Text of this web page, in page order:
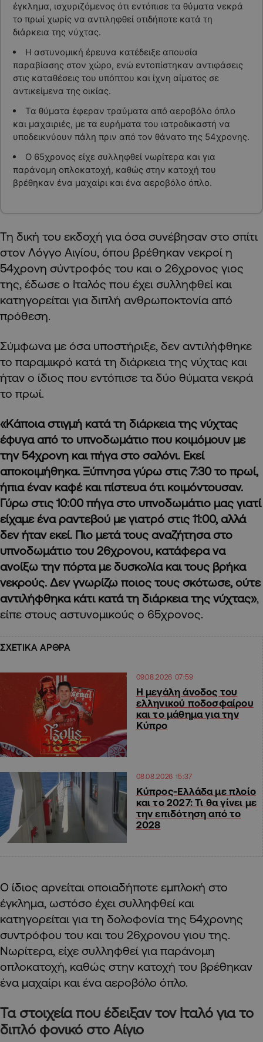
έγκλημα, ισχυριζόμενος ότι εντόπισε τα θύματα νεκρά
το πρωί χωρίς να αντιληφθεί οτιδήποτε κατά τη
διάρκεια της νύχτας.
Η αστυνομική έρευνα κατέδειξε απουσία
παραβίασης στον χώρο, ενώ εντοπίστηκαν αντιφάσεις
στις καταθέσεις του υπόπτου και ίχνη αίματος σε
αντικείμενα της οικίας.
Τα θύματα έφεραν τραύματα από αεροβόλο όπλο
και μαχαιριές, με τα ευρήματα του ιατροδικαστή να
υποδεικνύουν πάλη πριν από τον θάνατο της 54χρονης.
Ο 65χρονος είχε συλληφθεί νωρίτερα και για
παράνομη οπλοκατοχή, καθώς στην κατοχή του
βρέθηκαν ένα μαχαίρι και ένα αεροβόλο όπλο.
Τη δική του εκδοχή για όσα συνέβησαν στο σπίτι
στον Λόγγο Αιγίου, όπου βρέθηκαν νεκροί η
54χρονη σύντροφός του και ο 26χρονος γιος
της, έδωσε ο Ιταλός που έχει συλληφθεί και
κατηγορείται για διπλή ανθρωποκτονία από
πρόθεση.
Σύμφωνα με όσα υποστήριξε, δεν αντιλήφθηκε
το παραμικρό κατά τη διάρκεια της νύχτας και
ήταν ο ίδιος που εντόπισε τα δύο θύματα νεκρά
το πρωί.
«Κάποια στιγμή κατά τη διάρκεια της νύχτας
έφυγα από το υπνοδωμάτιο που κοιμόμουν με
την 54χρονη και πήγα στο σαλόνι. Εκεί
αποκοιμήθηκα. Ξύπνησα γύρω στις 7:30 το πρωί,
ήπια έναν καφέ και πίστευα ότι κοιμόντουσαν.
Γύρω στις 10:00 πήγα στο υπνοδωμάτιο μας γιατί
είχαμε ένα ραντεβού με γιατρό στις 11:00, αλλά
δεν ήταν εκεί. Πιο μετά τους αναζήτησα στο
υπνοδωμάτιο του 26χρονου, κατάφερα να
ανοίξω την πόρτα με δυσκολία και τους βρήκα
νεκρούς. Δεν γνωρίζω ποιος τους σκότωσε, ούτε
αντιλήφθηκα κάτι κατά τη διάρκεια της νύχτας»,
είπε στους αστυνομικούς ο 65χρονος.
ΣΧΕΤΙΚΑ ΑΡΘΡΑ
09.08.2026 07:59
Η μεγάλη άνοδος του
ελληνικού ποδοσφαίρου
και το μάθημα για την
Κύπρο
08.08.2026 15:37
Κύπρος-Ελλάδα με πλοίο
και το 2027: Τι θα γίνει με
την επιδότηση από το
2028
Ο ίδιος αρνείται οποιαδήποτε εμπλοκή στο
έγκλημα, ωστόσο έχει συλληφθεί και
κατηγορείται για τη δολοφονία της 54χρονης
συντρόφου του και του 26χρονου γιου της.
Νωρίτερα, είχε συλληφθεί για παράνομη
οπλοκατοχή, καθώς στην κατοχή του βρέθηκαν
ένα μαχαίρι και ένα αεροβόλο όπλο.
Τα στοιχεία που έδειξαν τον Ιταλό για το
διπλό φονικό στο Αίγιο